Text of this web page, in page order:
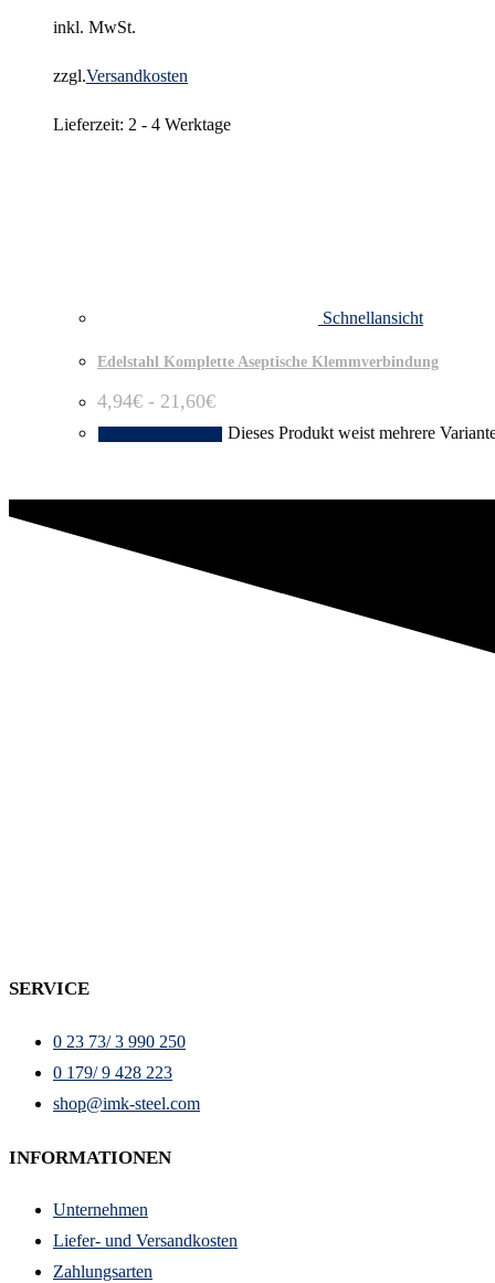
inkl. MwSt.
zzgl.Versandkosten
Lieferzeit: 2 - 4 Werktage
Schnellansicht
Edelstahl Komplette Aseptische Klemmverbindung
4,94€ - 21,60€
Dieses Produkt weist mehrere
SERVICE
0 23 73/ 3 990 250
0 179/ 9 428 223
shop@imk-steel.com
INFORMATIONEN
Unternehmen
Liefer- und Versandkosten
Zahlungsarten